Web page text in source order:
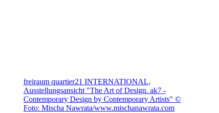
freiraum quartier21 INTERNATIONAL,
Ausstellungsansicht "The Art of Design. ak7 -
Contemporary Design by Contemporary Artists" ©
Foto: Mischa Nawrata/www.mischanawrata.com